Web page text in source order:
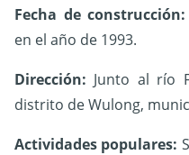
Fecha de construcción:
en el año de 1993.
Dirección: Junto al río
distrito de Wulong,
Actividades populares: